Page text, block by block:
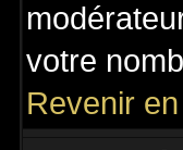
votre
Revenir